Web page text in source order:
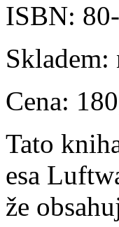
ISBN:
Skladem:
Cena:
Tato
esa
že